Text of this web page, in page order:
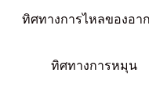
ทิศทางการไหลของอา
ทิศทางการหมุน